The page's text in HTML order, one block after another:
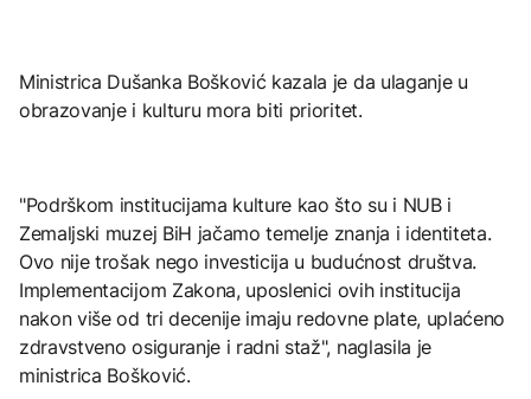
Ministrica Dušanka Bošković kazala je da ulaganje u
obrazovanje i kulturu mora biti prioritet.
"Podrškom institucijama kulture kao što su i NUB i
Zemaljski muzej BiH jačamo temelje znanja i identiteta.
Ovo nije trošak nego investicija u budućnost društva.
Implementacijom Zakona, uposlenici ovih institucija
nakon više od tri decenije imaju redovne plate, uplaćeno
zdravstveno osiguranje i radni staž", naglasila je
ministrica Bošković.